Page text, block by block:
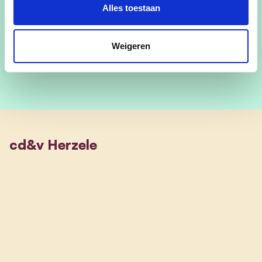
Alles toestaan
Weigeren
cd&v Herzele